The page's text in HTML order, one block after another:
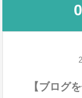
【ブログ